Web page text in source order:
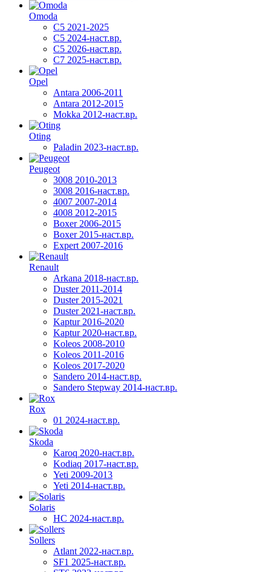
Omoda
C5 2021-2025
C5 2024-наст.вр.
C5 2026-наст.вр.
C7 2025-наст.вр.
Opel
Antara 2006-2011
Antara 2012-2015
Mokka 2012-наст.вр.
Oting
Paladin 2023-наст.вр.
Peugeot
3008 2010-2013
3008 2016-наст.вр.
4007 2007-2014
4008 2012-2015
Boxer 2006-2015
Boxer 2015-наст.вр.
Expert 2007-2016
Renault
Arkana 2018-наст.вр.
Duster 2011-2014
Duster 2015-2021
Duster 2021-наст.вр.
Kaptur 2016-2020
Kaptur 2020-наст.вр.
Koleos 2008-2010
Koleos 2011-2016
Koleos 2017-2020
Sandero 2014-наст.вр.
Sandero Stepway 2014-наст.вр.
Rox
01 2024-наст.вр.
Skoda
Karoq 2020-наст.вр.
Kodiaq 2017-наст.вр.
Yeti 2009-2013
Yeti 2014-наст.вр.
Solaris
HC 2024-наст.вр.
Sollers
Atlant 2022-наст.вр.
SF1 2025-наст.вр.